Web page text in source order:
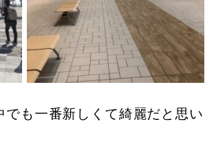
も一番新しくて綺麗だと思い